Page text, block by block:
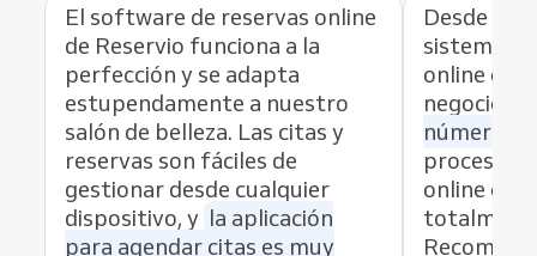
El software de reservas online
de Reservio funciona a la
perfección y se adapta
estupendamente a nuestro
salón de belleza. Las citas y
reservas son fáciles de
gestionar desde cualquier
dispositivo, y la aplicación
para agendar citas es muy
Desde
sistema
online de
negocio,
número
proceso
online es